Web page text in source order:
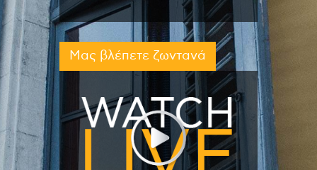
Μας βλέπετε ζωντανά